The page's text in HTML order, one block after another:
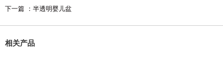
下一篇 ： 半透明婴儿盆
相关产品